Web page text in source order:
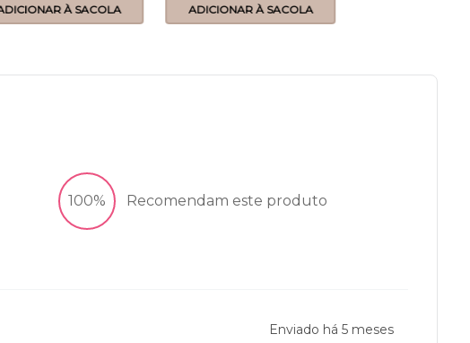
À SACOLA ADICIONAR À SACOLA
100% Recomendam este produto
Enviado há 5 meses